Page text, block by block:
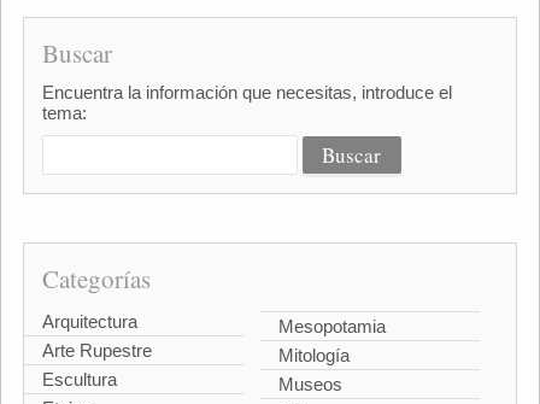
Buscar
Encuentra la información que necesitas, introduce el
tema:
Categorías
Arquitectura
Arte Rupestre
Escultura
Mesopotamia
Mitología
Museos